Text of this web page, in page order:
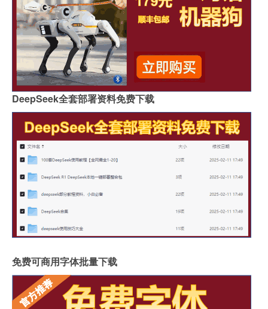
DeepSeek全套部署资料免费下载
免费可商用字体批量下载